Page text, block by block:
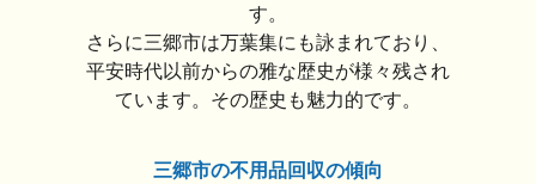
す。
さらに三郷市は万葉集にも詠まれており、
平安時代以前からの雅な歴史が様々残され
ています。その歴史も魅力的です。
三郷市の不用品回収の傾向